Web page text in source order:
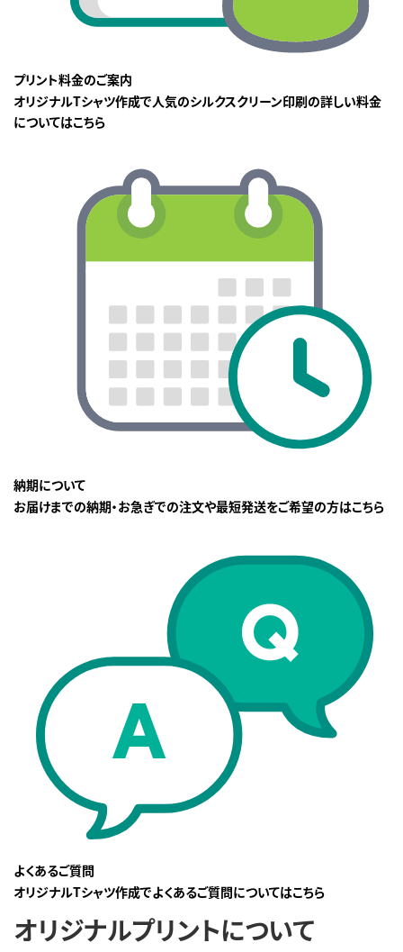
プリント料金のご案内
オリジナルTシャツ作成で人気のシルクスクリーン印刷の詳しい料金
についてはこちら
納期について
お届けまでの納期・お急ぎでの注文や最短発送をご希望の方はこちら
よくあるご質問
オリジナルTシャツ作成でよくあるご質問についてはこちら
オリジナルプリントについて